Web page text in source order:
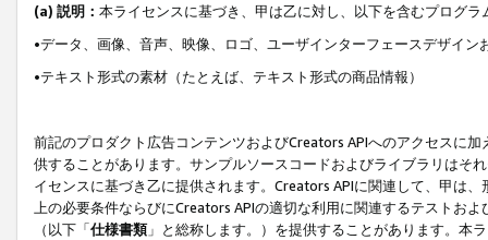
(a) 説明： 本ライセンスに基づき、甲は乙に対し、以下を含むプログ
•データ、画像、音声、映像、ロゴ、ユーザインターフェースデザイ
•テキスト形式の素材（たとえば、テキスト形式の商品情報）
前記のプロダクト広告コンテンツおよびCreators APIへのアクセスに
供することがあります。サンプルソースコードおよびライブラリはそ
イセンスに基づき乙に提供されます。Creators APIに関連して、甲は
上の必要条件ならびにCreators APIの適切な利用に関連するテストお
（以下「仕様書類」と総称します。）を提供することがあります。本